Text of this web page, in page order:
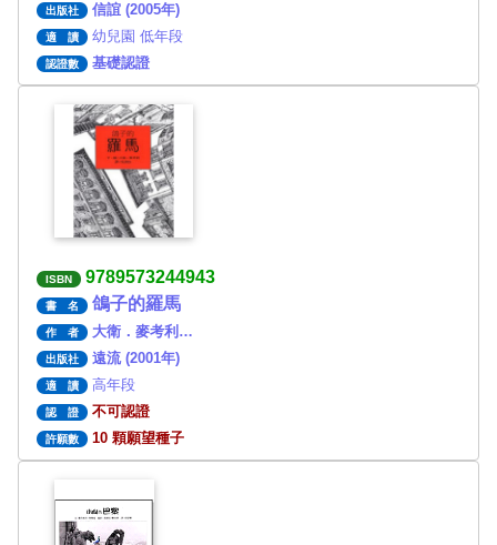
出版社 信誼 (2005年)
適 讀 幼兒園 低年段
認證數 基礎認證
ISBN 9789573244943
書 名 鴿子的羅馬
作 者 大衛．麥考利…
出版社 遠流 (2001年)
適 讀 高年段
認 證 不可認證
許願數 10 顆願望種子